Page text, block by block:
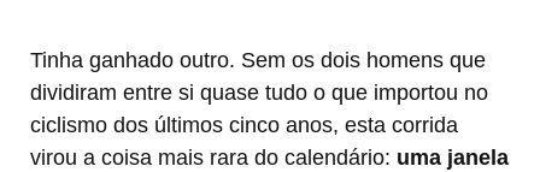
Tinha ganhado outro. Sem os dois homens que
dividiram entre si quase tudo o que importou no
ciclismo dos últimos cinco anos, esta corrida
virou a coisa mais rara do calendário: uma janela